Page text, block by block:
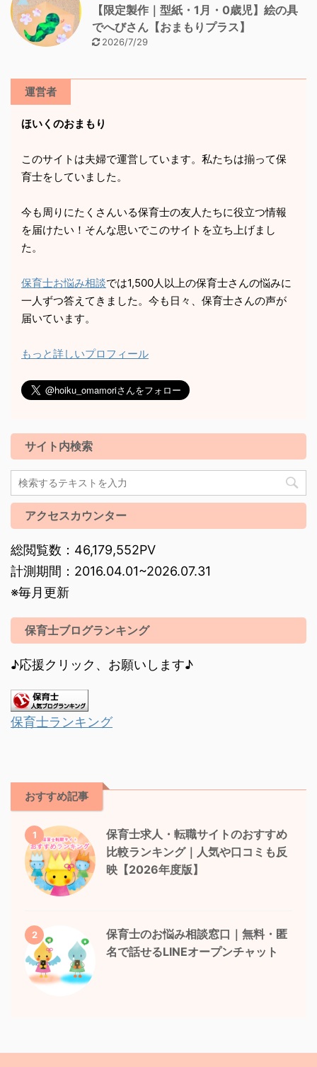
【限定製作｜型紙・1月・0歳児】絵の具
でへびさん【おまもりプラス】
2026/7/29
運営者
ほいくのおまもり
このサイトは夫婦で運営しています。私たちは揃って保
育士をしていました。
今も周りにたくさんいる保育士の友人たちに役立つ情報
を届けたい！そんな思いでこのサイトを立ち上げまし
た。
保育士お悩み相談では1,500人以上の保育士さんの悩みに
一人ずつ答えてきました。今も日々、保育士さんの声が
届いています。
もっと詳しいプロフィール
サイト内検索
アクセスカウンター
総閲覧数：46,179,552PV
計測期間：2016.04.01~2026.07.31
※毎月更新
保育士ブログランキング
♪応援クリック、お願いします♪
保育士ランキング
おすすめ記事
1
保育士求人・転職サイトのおすすめ
比較ランキング｜人気や口コミも反
映【2026年度版】
2
保育士のお悩み相談窓口｜無料・匿
名で話せるLINEオープンチャット